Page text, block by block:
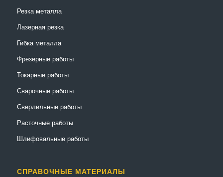
Резка металла
Лазерная резка
Гибка металла
Фрезерные работы
Токарные работы
Сварочные работы
Сверлильные работы
Расточные работы
Шлифовальные работы
СПРАВОЧНЫЕ МАТЕРИАЛЫ